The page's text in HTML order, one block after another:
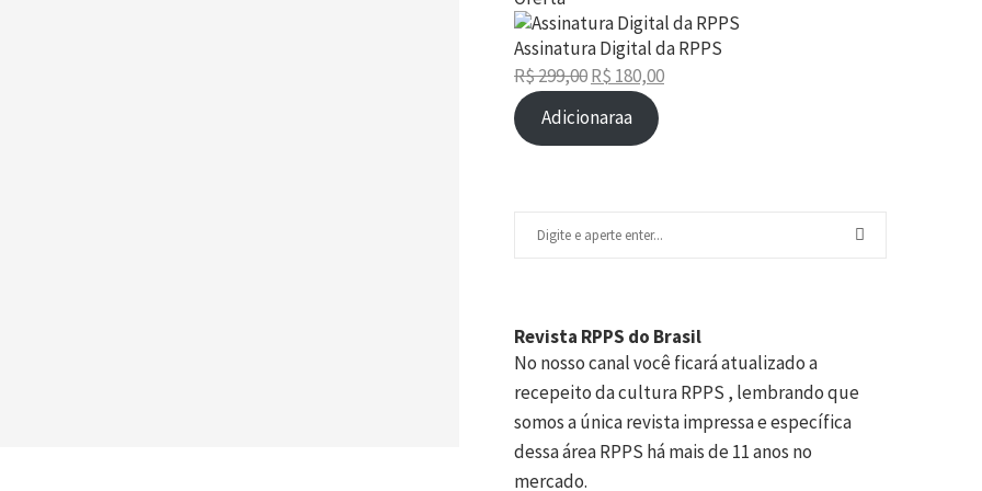
Produto
em
Assinatura Digital da RPPS
R$299,00
O
preço
original
R$ 180,00
O
preço
atual
Adicionaraa
Revista RPPS do Brasil
No nosso canal você ficará atualizado a
recepeito da cultura RPPS , lembrando que
somos a única revista impressa e específica
dessa área RPPS há mais de 11 anos no
mercado.